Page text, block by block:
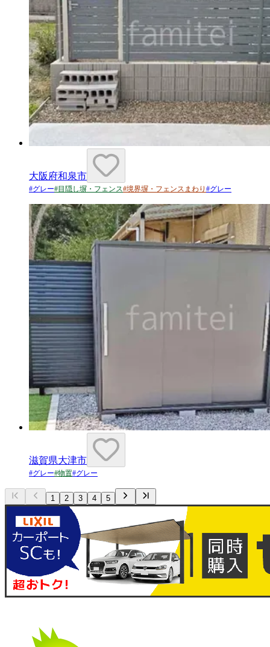
大阪府和泉市
#グレー#目隠し塀・フェンス#境界塀・フェンスまわり #グレー
滋賀県大津市
#グレー#物置#グレー
1 2 3 4 5